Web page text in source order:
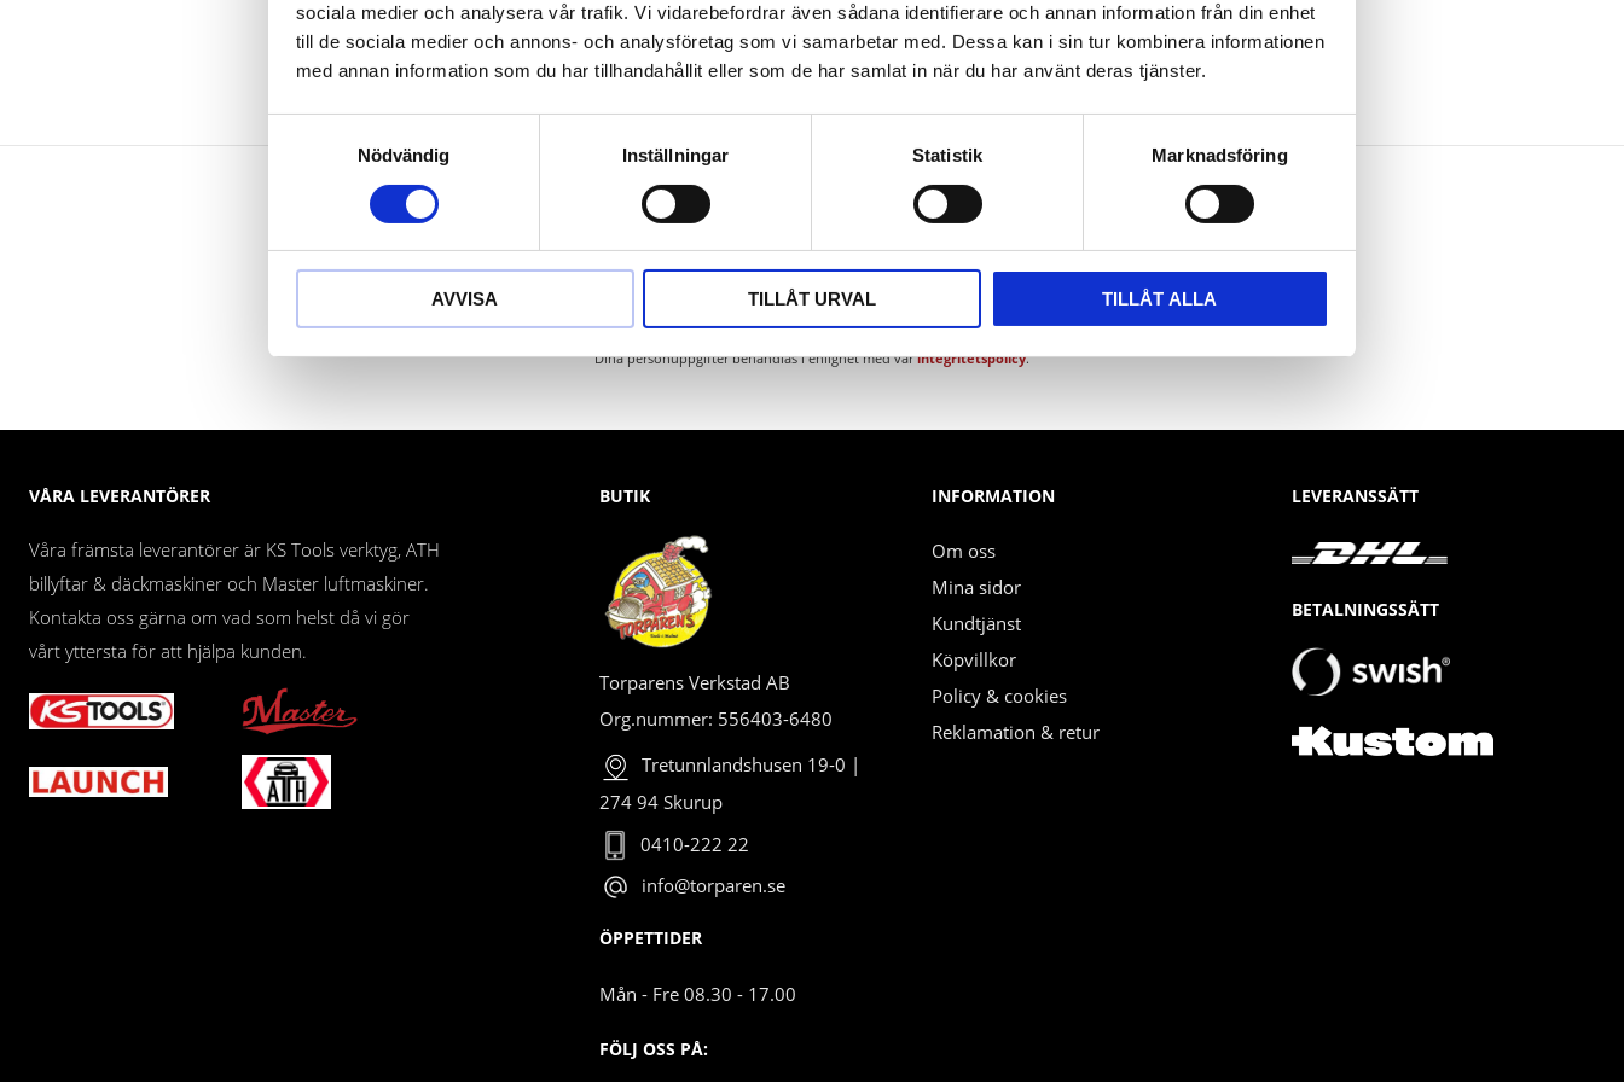
sociala medier och analysera vår trafik. Vi vidarebefordrar även sådana identifierare och annan information från din enhet
till de sociala medier och annons- och analysföretag som vi samarbetar med. Dessa kan i sin tur kombinera informationen
med annan information som du har tillhandahållit eller som de har samlat in när du har använt deras tjänster.
Nödvändig
Inställningar Statistik Marknadsföring
AVVISA TILLÅT URVAL TILLÅT ALLA
Dina personuppgifter behandlas i enlighet med vårintegritetspolicy.
VÅRA LEVERANTÖRER
Våra främsta leverantörer är KS Tools verktyg, ATH
billyftar & däckmaskiner och Master luftmaskiner.
Kontakta oss gärna om vad som helst då vi gör
vårt yttersta för att hjälpa kunden.
BUTIK
Torparens Verkstad AB
Org.nummer: 556403-6480
Tretunnlandshusen 19-0 |
274 94 Skurup
0410-222 22
info@torparen.se
ÖPPETTIDER
Mån - Fre 08.30 - 17.00
FÖLJ OSS PÅ:
INFORMATION
Om oss
Mina sidor
Kundtjänst
Köpvillkor
Policy & cookies
Reklamation & retur
LEVERANSSÄTT
BETALNINGSSÄTT